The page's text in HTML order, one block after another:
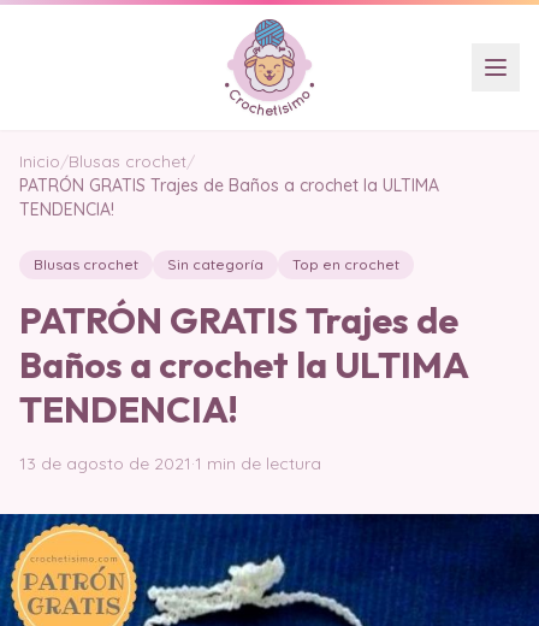
Inicio/Blusas crochet/
PATRÓN GRATIS Trajes de Baños a crochet la ULTIMA
TENDENCIA!
Blusas crochet Sin categoría Top en crochet
PATRÓN GRATIS Trajes de
Baños a crochet la ULTIMA
TENDENCIA!
13 de agosto de 2021·1 min de lectura